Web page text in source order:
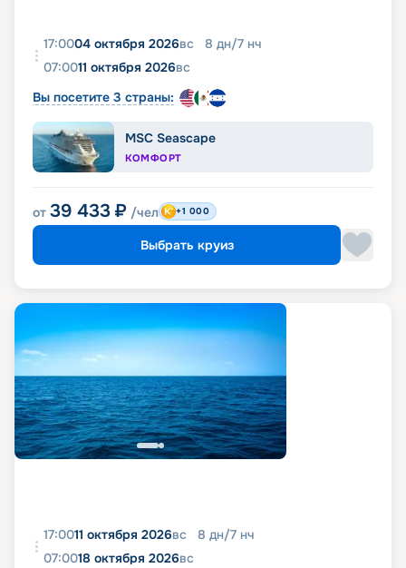
17:0004 октября 2026вс 8 дн/7 нч
07:0011 октября 2026вс
Вы посетите 3 страны:
MSC Seascape
КОМФОРТ
от 39 433 ₽ /чел +1 000
Выбрать круиз
17:0011 октября 2026вс 8 дн/7 нч
07:0018 октября 2026вс